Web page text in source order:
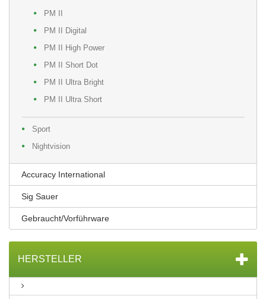
PM II
PM II Digital
PM II High Power
PM II Short Dot
PM II Ultra Bright
PM II Ultra Short
Sport
Nightvision
Accuracy International
Sig Sauer
Gebraucht/Vorführware
HERSTELLER